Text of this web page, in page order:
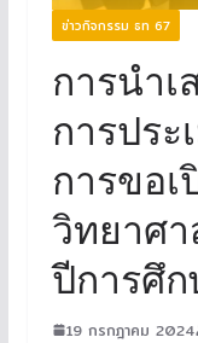
ข่าวกิจกรรม ธท 67
การนำ
การปร
การขอเ
วิทยาศ
ปีการศึ
19 กรกฎาคม 2024